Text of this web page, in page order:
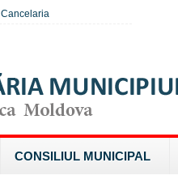
Cancelaria
CONSILIUL MUNICIPAL